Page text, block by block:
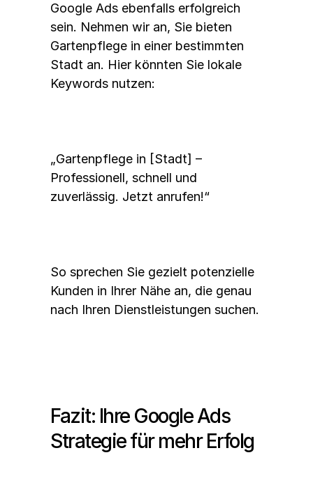
Google Ads ebenfalls erfolgreich
sein. Nehmen wir an, Sie bieten
Gartenpflege in einer bestimmten
Stadt an. Hier könnten Sie lokale
Keywords nutzen:
„Gartenpflege in [Stadt] –
Professionell, schnell und
zuverlässig. Jetzt anrufen!“
So sprechen Sie gezielt potenzielle
Kunden in Ihrer Nähe an, die genau
nach Ihren Dienstleistungen suchen.
Fazit: Ihre Google Ads
Strategie für mehr Erfolg